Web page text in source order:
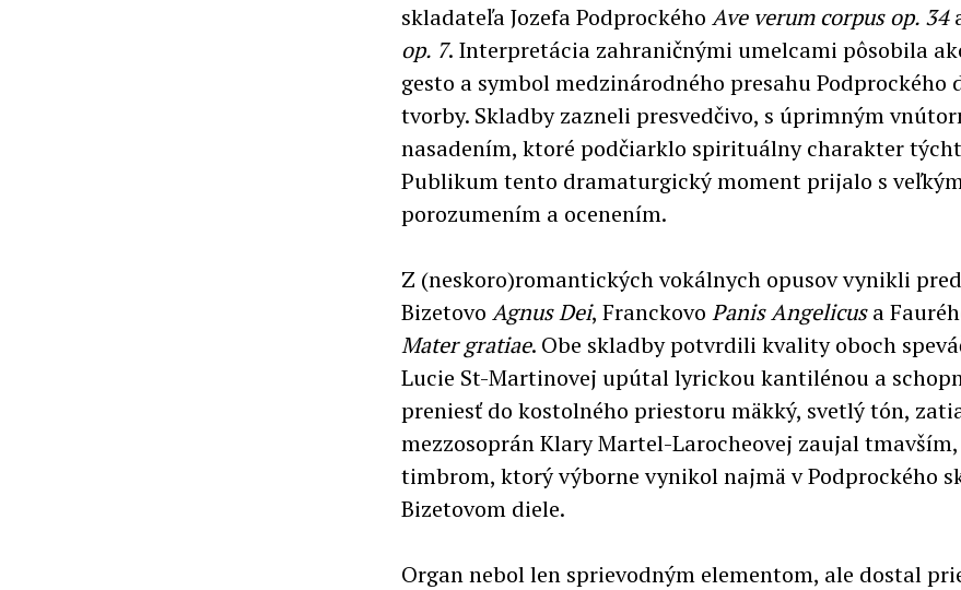
skladateľa Jozefa Podprockého Ave verum corpus op. 34
op. 7. Interpretácia zahraničnými umelcami pôsobila
gesto a symbol medzinárodného presahu Podprockého
tvorby. Skladby zazneli presvedčivo, s úprimným
nasadením, ktoré podčiarklo spirituálny charakter
Publikum tento dramaturgický moment prijalo s
porozumením a ocenením.
Z (neskoro)romantických vokálnych opusov vynikli
Bizetovo Agnus Dei, Franckovo Panis Angelicusa
Mater gratiae. Obe skladby potvrdili kvality oboch
Lucie St-Martinovej upútal lyrickou kantilénou a
preniesť do kostolného priestoru mäkký, svetlý tón,
mezzosoprán Klary Martel-Larocheovej zaujal
timbrom, ktorý výborne vynikol najmä v Podprockého
Bizetovom diele.
Organ nebol len sprievodným elementom, ale dostal